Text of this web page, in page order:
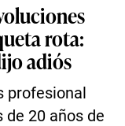
rota:
adiós
profesional
de 20 años de